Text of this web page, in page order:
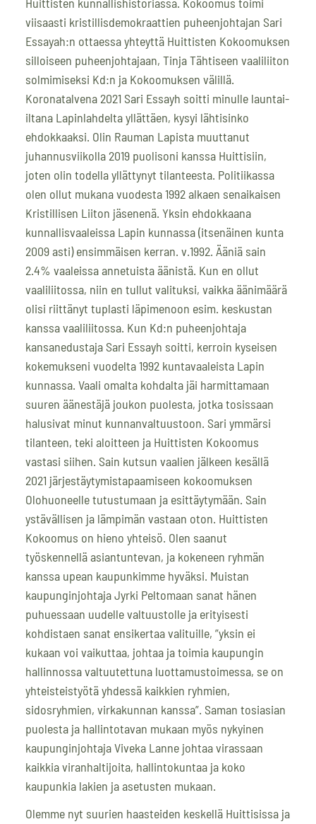
viisaasti kristillisdemokraattien puheenjohtajan Sari
Essayah:n ottaessa yhteyttä Huittisten Kokoomuksen
silloiseen puheenjohtajaan, Tinja Tähtiseen vaaliliiton
solmimiseksi Kd:n ja Kokoomuksen välillä.
Koronatalvena 2021 Sari Essayh soitti minulle launtai-
iltana Lapinlahdelta yllättäen, kysyi lähtisinko
ehdokkaaksi. Olin Rauman Lapista muuttanut
juhannusviikolla 2019 puolisoni kanssa Huittisiin,
joten olin todella yllättynyt tilanteesta. Politiikassa
olen ollut mukana vuodesta 1992 alkaen senaikaisen
Kristillisen Liiton jäsenenä. Yksin ehdokkaana
kunnallisvaaleissa Lapin kunnassa (itsenäinen kunta
2009 asti) ensimmäisen kerran. v.1992. Ääniä sain
2.4% vaaleissa annetuista äänistä. Kun en ollut
vaaliliitossa, niin en tullut valituksi, vaikka äänimäärä
olisi riittänyt tuplasti läpimenoon esim. keskustan
kanssa vaaliliitossa. Kun Kd:n puheenjohtaja
kansanedustaja Sari Essayh soitti, kerroin kyseisen
kokemukseni vuodelta 1992 kuntavaaleista Lapin
kunnassa. Vaali omalta kohdalta jäi harmittamaan
suuren äänestäjä joukon puolesta, jotka tosissaan
halusivat minut kunnanvaltuustoon. Sari ymmärsi
tilanteen, teki aloitteen ja Huittisten Kokoomus
vastasi siihen. Sain kutsun vaalien jälkeen kesällä
2021 järjestäytymistapaamiseen kokoomuksen
Olohuoneelle tutustumaan ja esittäytymään. Sain
ystävällisen ja lämpimän vastaan oton. Huittisten
Kokoomus on hieno yhteisö. Olen saanut
työskennellä asiantuntevan, ja kokeneen ryhmän
kanssa upean kaupunkimme hyväksi. Muistan
kaupunginjohtaja Jyrki Peltomaan sanat hänen
puhuessaan uudelle valtuustolle ja erityisesti
kohdistaen sanat ensikertaa valituille, ”yksin ei
kukaan voi vaikuttaa, johtaa ja toimia kaupungin
hallinnossa valtuutettuna luottamustoimessa, se on
yhteisteistyötä yhdessä kaikkien ryhmien,
sidosryhmien, virkakunnan kanssa”. Saman tosiasian
puolesta ja hallintotavan mukaan myös nykyinen
kaupunginjohtaja Viveka Lanne johtaa virassaan
kaikkia viranhaltijoita, hallintokuntaa ja koko
kaupunkia lakien ja asetusten mukaan.
Olemme nyt suurien haasteiden keskellä Huittisissa ja